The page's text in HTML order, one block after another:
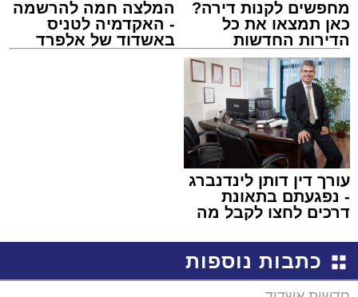
מחפשים לקנות דירה?
כאן תמצאו את כל
הדירות החדשות
למכירה באשדוד >>>
המלצה חמה להרשמה
- האקדמיה לטניס
באשדוד של אלפרד
עורך דין דותן לינדנברג
- נפגעתם בתאונת
דרכים לחצו לקבל מה
כתבות נוספות